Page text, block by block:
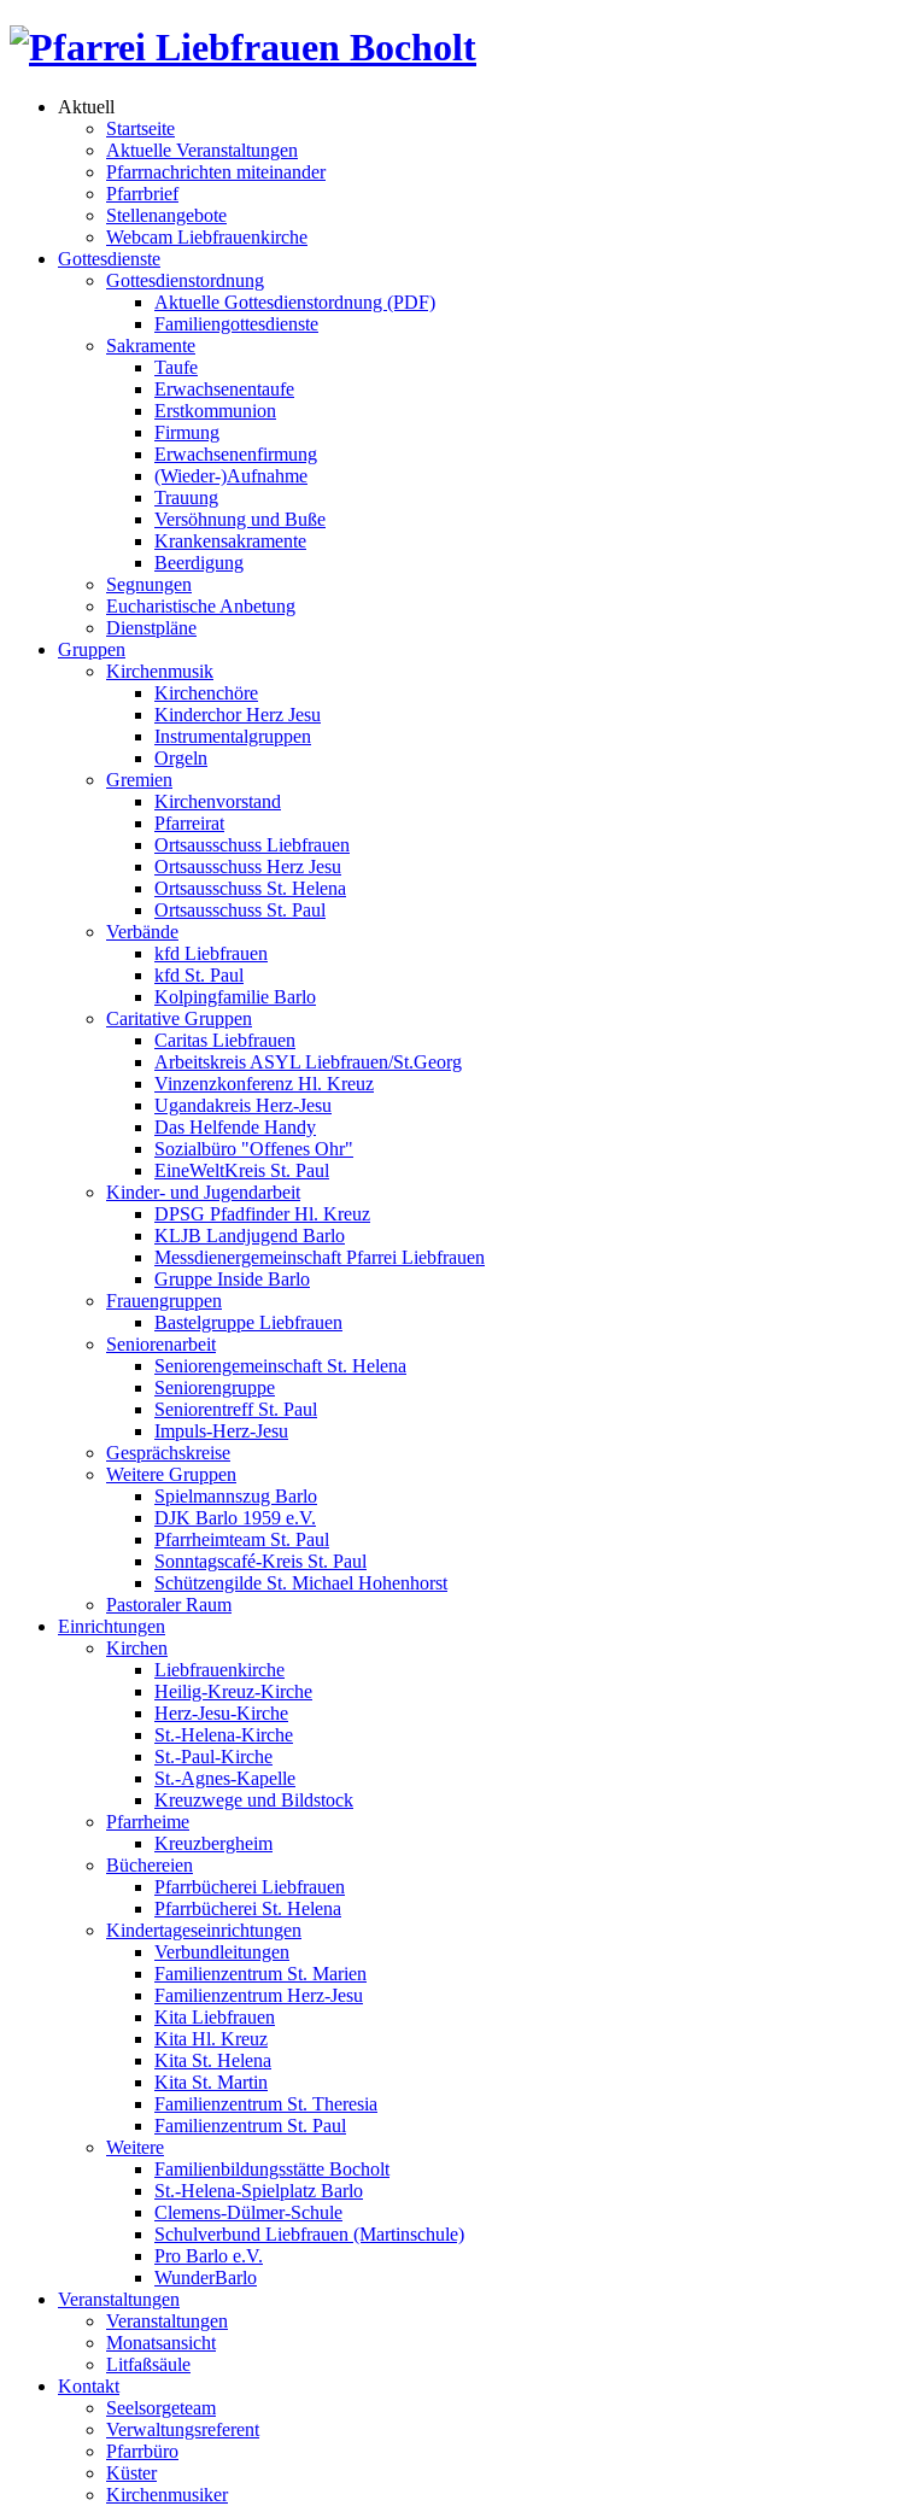
Aktuell
Startseite
Aktuelle Veranstaltungen
Pfarrnachrichten miteinander
Pfarrbrief
Stellenangebote
Webcam Liebfrauenkirche
Gottesdienste
Gottesdienstordnung
Aktuelle Gottesdienstordnung (PDF)
Familiengottesdienste
Sakramente
Taufe
Erwachsenentaufe
Erstkommunion
Firmung
Erwachsenenfirmung
(Wieder-)Aufnahme
Trauung
Versöhnung und Buße
Krankensakramente
Beerdigung
Segnungen
Eucharistische Anbetung
Dienstpläne
Gruppen
Kirchenmusik
Kirchenchöre
Kinderchor Herz Jesu
Instrumentalgruppen
Orgeln
Gremien
Kirchenvorstand
Pfarreirat
Ortsausschuss Liebfrauen
Ortsausschuss Herz Jesu
Ortsausschuss St. Helena
Ortsausschuss St. Paul
Verbände
kfd Liebfrauen
kfd St. Paul
Kolpingfamilie Barlo
Caritative Gruppen
Caritas Liebfrauen
Arbeitskreis ASYL Liebfrauen/St.Georg
Vinzenzkonferenz Hl. Kreuz
Ugandakreis Herz-Jesu
Das Helfende Handy
Sozialbüro "Offenes Ohr"
EineWeltKreis St. Paul
Kinder- und Jugendarbeit
DPSG Pfadfinder Hl. Kreuz
KLJB Landjugend Barlo
Messdienergemeinschaft Pfarrei Liebfrauen
Gruppe Inside Barlo
Frauengruppen
Bastelgruppe Liebfrauen
Seniorenarbeit
Seniorengemeinschaft St. Helena
Seniorengruppe
Seniorentreff St. Paul
Impuls-Herz-Jesu
Gesprächskreise
Weitere Gruppen
Spielmannszug Barlo
DJK Barlo 1959 e.V.
Pfarrheimteam St. Paul
Sonntagscafé-Kreis St. Paul
Schützengilde St. Michael Hohenhorst
Pastoraler Raum
Einrichtungen
Kirchen
Liebfrauenkirche
Heilig-Kreuz-Kirche
Herz-Jesu-Kirche
St.-Helena-Kirche
St.-Paul-Kirche
St.-Agnes-Kapelle
Kreuzwege und Bildstock
Pfarrheime
Kreuzbergheim
Büchereien
Pfarrbücherei Liebfrauen
Pfarrbücherei St. Helena
Kindertageseinrichtungen
Verbundleitungen
Familienzentrum St. Marien
Familienzentrum Herz-Jesu
Kita Liebfrauen
Kita Hl. Kreuz
Kita St. Helena
Kita St. Martin
Familienzentrum St. Theresia
Familienzentrum St. Paul
Weitere
Familienbildungsstätte Bocholt
St.-Helena-Spielplatz Barlo
Clemens-Dülmer-Schule
Schulverbund Liebfrauen (Martinschule)
Pro Barlo e.V.
WunderBarlo
Veranstaltungen
Veranstaltungen
Monatsansicht
Litfaßsäule
Kontakt
Seelsorgeteam
Verwaltungsreferent
Pfarrbüro
Küster
Kirchenmusiker